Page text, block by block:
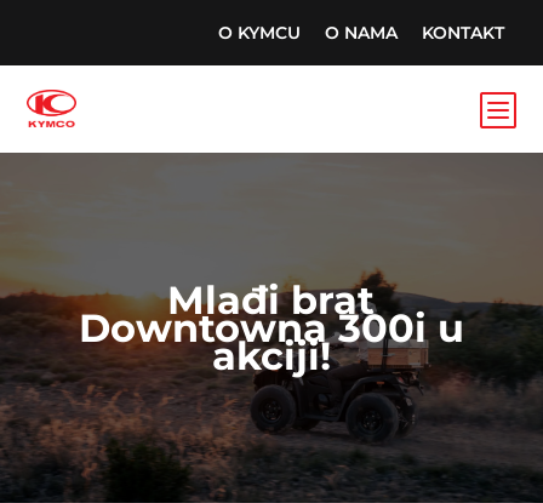
O KYMCU O NAMA KONTAKT
b
Mlađi brat
Downtowna 300i u
akciji!